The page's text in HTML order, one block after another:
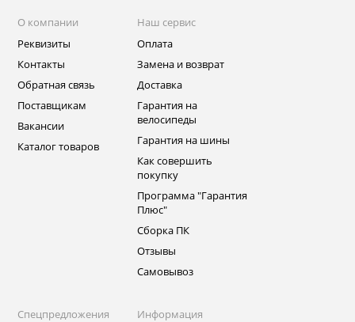
О компании
Реквизиты
Контакты
Обратная связь
Поставщикам
Вакансии
Каталог товаров
Наш сервис
Оплата
Замена и возврат
Доставка
Гарантия на
велосипеды
Гарантия на шины
Как совершить
покупку
Программа "Гарантия
Плюс"
Сборка ПК
Отзывы
Самовывоз
Спецпредложения
Информация